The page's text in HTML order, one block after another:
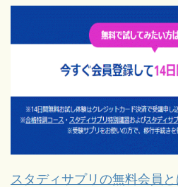
スタディサプリの無料会員